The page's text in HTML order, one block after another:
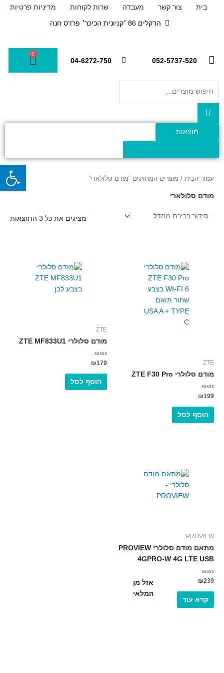
בית צור קשר מעבדה שרות לקוחות
מדיניות פרטיות
הדקלים 86 ׳קניונית הכיכר׳ פרדס חנה
052-5737-520
04-6272-750
0
עגלת
קניות
תוצאות
עמוד הבית / מוצרים המתויגים “מודם סלולארי”
מודם סלולארי
מציגים את כל ⁦3⁩ התוצאות
ZTE
מודם סלולרי ZTE F30 Pro
דורג
מתוך
₪199
הוסף לסל
ZTE
מודם סלולרי ZTE MF833U1
דורג
מתוך
₪179
הוסף לסל
אזל מן
המלאי
PROVIEW
מתאם מודם סלולרי PROVIEW
4GPRO-W 4G LTE USB
דורג
מתוך
₪239
קרא עוד